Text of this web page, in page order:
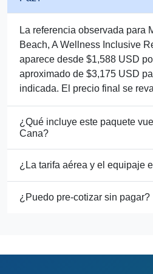
La referencia observada para
Beach, A Wellness Inclusive
aparece desde $1,588 USD
aproximado de $3,175 USD
indicada. El precio final se
¿Qué incluye este paquete
Cana?
¿La tarifa aérea y el equipaje
¿Puedo pre-cotizar sin pagar?